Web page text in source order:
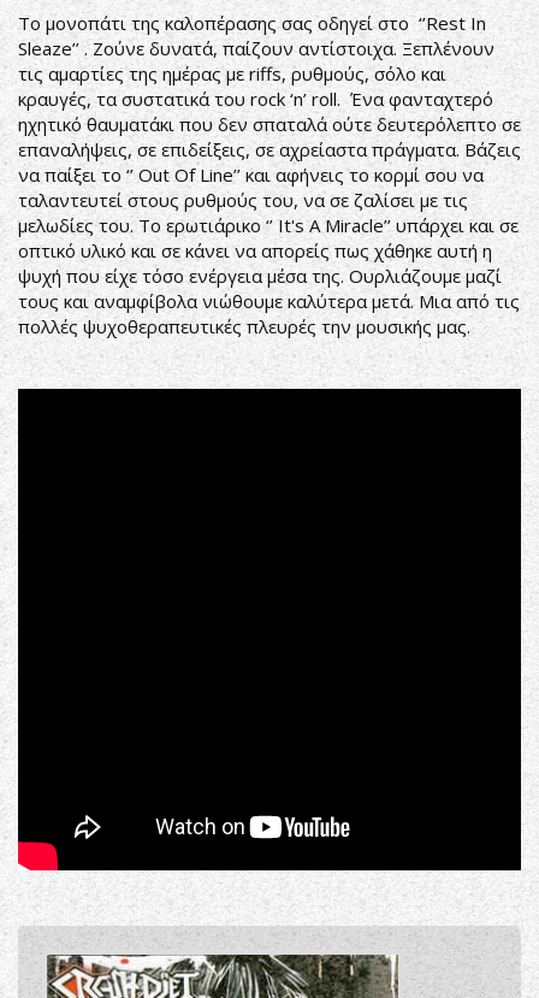
Το μονοπάτι της καλοπέρασης σας οδηγεί στο ‘’Rest In
Sleaze’’ . Ζούνε δυνατά, παίζουν αντίστοιχα. Ξεπλένουν
τις αμαρτίες της ημέρας με riffs, ρυθμούς, σόλο και
κραυγές, τα συστατικά του rock ‘n’ roll. Ένα φανταχτερό
ηχητικό θαυματάκι που δεν σπαταλά ούτε δευτερόλεπτο σε
επαναλήψεις, σε επιδείξεις, σε αχρείαστα πράγματα. Βάζεις
να παίξει το ‘’ Out Of Line’’ και αφήνεις το κορμί σου να
ταλαντευτεί στους ρυθμούς του, να σε ζαλίσει με τις
μελωδίες του. Το ερωτιάρικο ‘’ It's A Miracle’’ υπάρχει και σε
οπτικό υλικό και σε κάνει να απορείς πως χάθηκε αυτή η
ψυχή που είχε τόσο ενέργεια μέσα της. Ουρλιάζουμε μαζί
τους και αναμφίβολα νιώθουμε καλύτερα μετά. Μια από τις
πολλές ψυχοθεραπευτικές πλευρές την μουσικής μας.